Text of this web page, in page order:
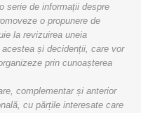
serie de informații despre
o propunere de
la revizuirea uneia
și decidenții, care vor
prin cunoașterea
complementar și anterior
cu părțile interesate care